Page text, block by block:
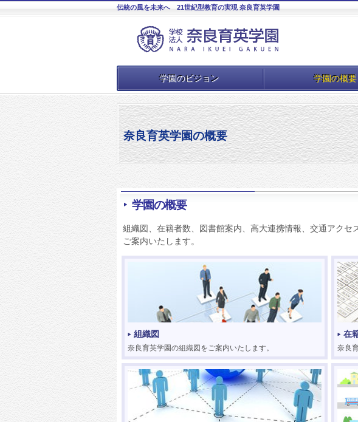
伝統の風を未来へ 21世紀型教育の実現 奈良育英学園
学園のビジョン 学園の概要
奈良育英学園の概要
学園の概要
組織図、在籍者数、図書館案内、高大連携情報、交通アクセ
ご案内いたします。
組織図
奈良育英学園の組織図をご案内いたします。
在
奈良